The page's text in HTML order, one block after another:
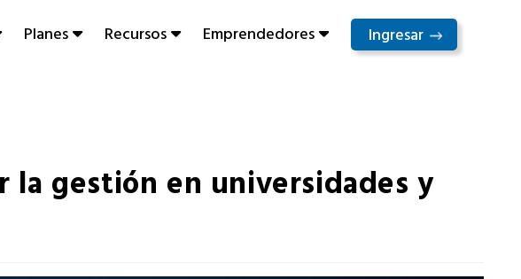
Planes Recursos Emprendedores Ingresar
la gestión en universidades y